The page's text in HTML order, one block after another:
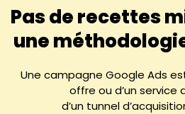
Pas de recettes
une
Une campagne Google Ads
offre ou d’un service
d’un tunnel